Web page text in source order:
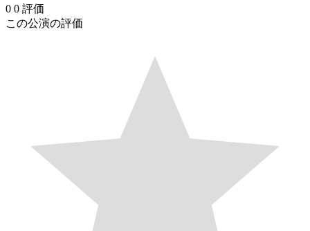
0 0 評価
この公演の評価